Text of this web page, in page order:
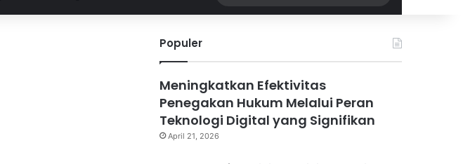
for
Populer
Meningkatkan Efektivitas
Penegakan Hukum Melalui Peran
Teknologi Digital yang Signifikan
April 21, 2026